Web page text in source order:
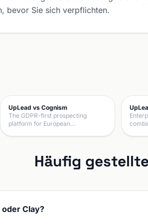
bevor Sie sich verpflichten.
UpLead vs Cognism
The GDPR-first prospecting
platform for European…
Häufig
Clay?